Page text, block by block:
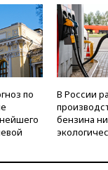
по
В России
бензина